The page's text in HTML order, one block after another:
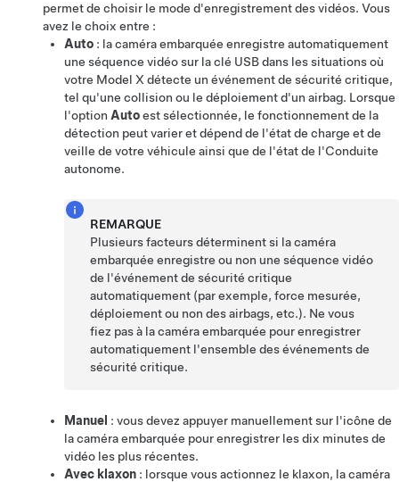
permet de choisir le mode d'enregistrement des vidéos. Vous
avez le choix entre :
Auto : la caméra embarquée enregistre automatiquement
une séquence vidéo sur la clé USB dans les situations où
votre Model X détecte un événement de sécurité critique,
tel qu'une collision ou le déploiement d'un airbag. Lorsque
l'option Autoest sélectionnée, le fonctionnement de la
détection peut varier et dépend de l'état de charge et de
veille de votre véhicule ainsi que de l'état de l'Conduite
autonome.
REMARQUE
Plusieurs facteurs déterminent si la caméra
embarquée enregistre ou non une séquence vidéo
de l'événement de sécurité critique
automatiquement (par exemple, force mesurée,
déploiement ou non des airbags, etc.). Ne vous
fiez pas à la caméra embarquée pour enregistrer
automatiquement l'ensemble des événements de
sécurité critique.
Manuel : vous devez appuyer manuellement sur l'icône de
la caméra embarquée pour enregistrer les dix minutes de
vidéo les plus récentes.
Avec klaxon : lorsque vous actionnez le klaxon, la caméra